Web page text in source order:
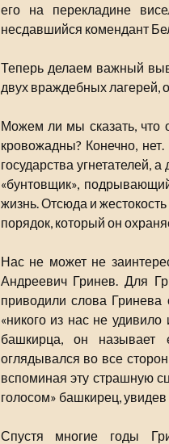
его на перекладине
несдавшийся комендант
Теперь делаем важный
двух враждебных лагерей,
Можем ли мы сказать, что
кровожадны? Конечно,
государства угнетателей,
«бунтовщик»,
жизнь. Отсюда и
порядок, который он
Нас не может не
Андреевич Гринев. Для
приводили слова Гринева
«никого из нас не
башкирца, он называет
оглядывался во все
вспоминая эту страшную
голосом» башкирец,
Спустя многие годы